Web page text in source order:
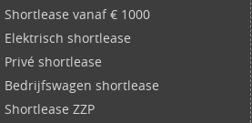
Shortlease vanaf € 1000
Elektrisch shortlease
Privé shortlease
Bedrijfswagen shortlease
Shortlease ZZP